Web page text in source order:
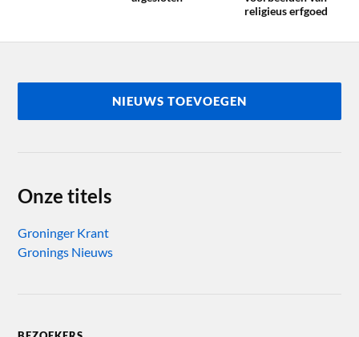
religieus erfgoed
NIEUWS TOEVOEGEN
Onze titels
Groninger Krant
Gronings Nieuws